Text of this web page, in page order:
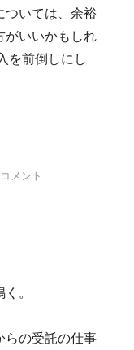
ついては、余裕
がいいかもしれ
を前倒しにし
こ
つ
に
コメント
。
らの受託の仕事